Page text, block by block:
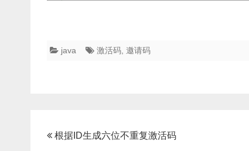
java 激活码 邀请码
文根据ID生成六位不重复激活码